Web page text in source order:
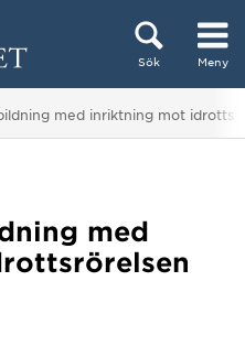
Sök Meny
med inriktning mot
med